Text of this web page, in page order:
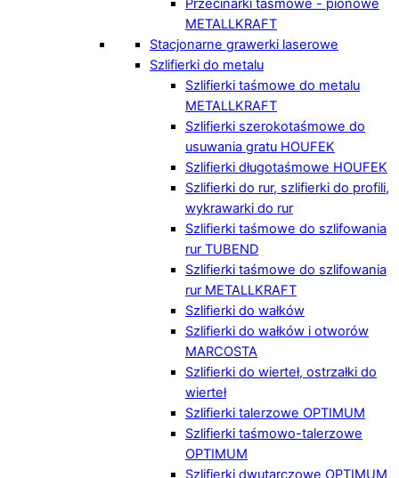
Przecinarki taśmowe - pionowe
METALLKRAFT
Stacjonarne grawerki laserowe
Szlifierki do metalu
Szlifierki taśmowe do metalu
METALLKRAFT
Szlifierki szerokotaśmowe do
usuwania gratu HOUFEK
Szlifierki długotaśmowe HOUFEK
Szlifierki do rur, szlifierki do profili,
wykrawarki do rur
Szlifierki taśmowe do szlifowania
rur TUBEND
Szlifierki taśmowe do szlifowania
rur METALLKRAFT
Szlifierki do wałków
Szlifierki do wałków i otworów
MARCOSTA
Szlifierki do wierteł, ostrzałki do
wierteł
Szlifierki talerzowe OPTIMUM
Szlifierki taśmowo-talerzowe
OPTIMUM
Szlifierki dwutarczowe OPTIMUM